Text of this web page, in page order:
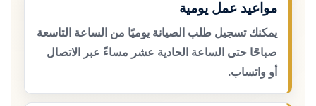
مواعيد عمل يومية
يمكنك تسجيل طلب الصيانة يوميًا من الساعة التاسعة
صباحًا حتى الساعة الحادية عشر مساءً عبر الاتصال
أو واتساب.